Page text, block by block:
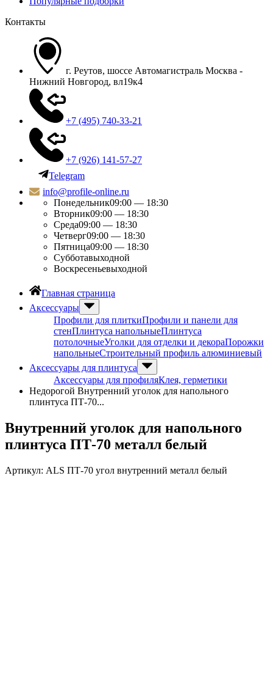
Контакты
г. Реутов, шоссе Автомагистраль Москва -
Нижний Новгород, вл19к4
+7 (495) 740-33-21
+7 (926) 141-57-27
Telegram
info@profile-online.ru
Понедельник09:00 — 18:30
Вторник09:00 — 18:30
Среда09:00 — 18:30
Четверг09:00 — 18:30
Пятница09:00 — 18:30
Субботавыходной
Воскресеньевыходной
Главная страница
Аксессуары
Профили для плиткиПрофили и панели для
стенПлинтуса напольныеПлинтуса
потолочныеУголки для отделки и декораПорожки
напольныеСтроительный профиль алюминиевый
Аксессуары для плинтуса
Аксессуары для профиляКлея, герметики
Недорогой Внутренний уголок для напольного
плинтуса ПТ-70...
Внутренний уголок для напольного
плинтуса ПТ-70 металл белый
Артикул: ALS ПТ-70 угол внутренний металл белый